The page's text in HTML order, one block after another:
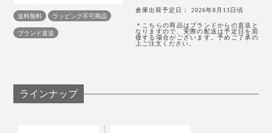
送料無料
ラッピング不可商品
ブランド直送
倉庫出荷予定日： 2026年8月13日頃
＊こちらの商品はブランドからの直送と
なりますので、実際の配送は予定日を前
後する場合がございます。予めご了承の
上ご注文ください。
ラインナップ